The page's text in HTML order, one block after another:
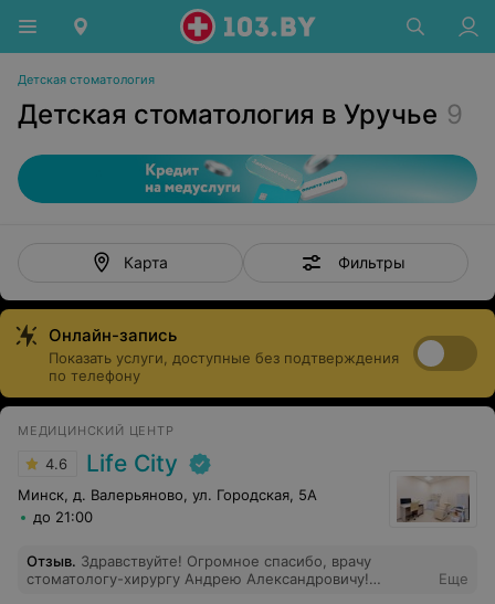
Детская стоматология
Детская стоматология в Уручье 9
Карта Фильтры
Онлайн-запись
Показать услуги, доступные без подтверждения
по телефону
МЕДИЦИНСКИЙ ЦЕНТР
4.6 Life City
Минск, д. Валерьяново, ул. Городская, 5А
до 21:00
Отзыв. Здравствуйте! Огромное спасибо, врачу
стоматологу-хирургу Андрею Александровичу!
Еще